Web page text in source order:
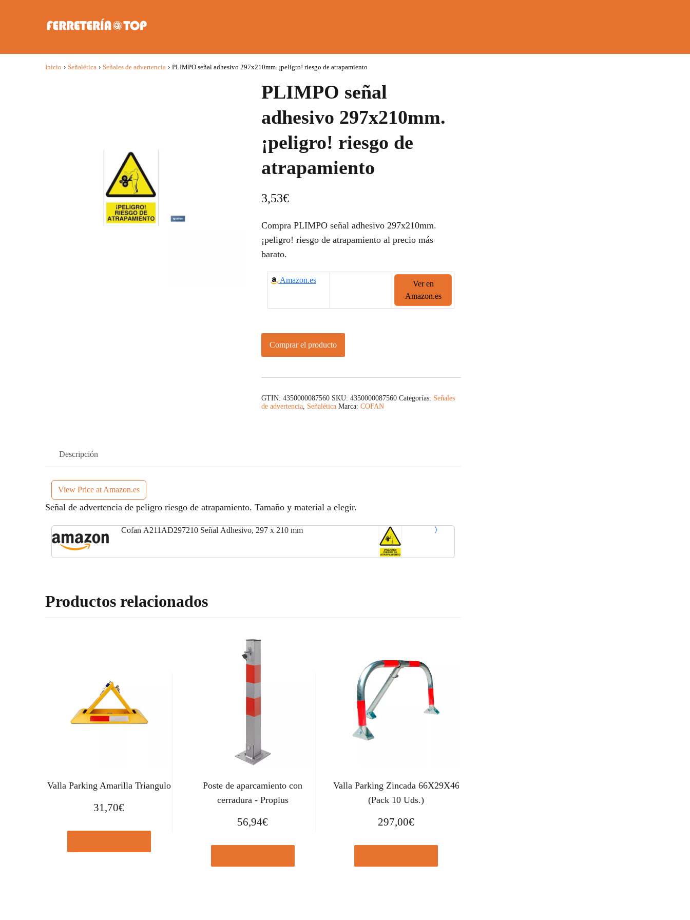
Inicio › Señalética › Señales de advertencia › PLIMPO señal adhesivo 297x210mm. ¡peligro! riesgo de atrapamiento
PLIMPO señal
adhesivo 297x210mm.
¡peligro! riesgo de
atrapamiento
3,53€
Compra PLIMPO señal adhesivo 297x210mm.
¡peligro! riesgo de atrapamiento al precio más
barato.
Amazon.es
Ver en
Amazon.es
Comprar el producto
GTIN: 4350000087560 SKU: 4350000087560 Categorías: Señales
de advertencia, Señalética Marca: COFAN
Descripción
View Price at Amazon.es
Señal de advertencia de peligro riesgo de atrapamiento. Tamaño y material a elegir.
Cofan A211AD297210 Señal Adhesivo, 297 x 210 mm
Productos relacionados
Valla Parking Amarilla Triangulo
31,70€
Poste de aparcamiento con
cerradura - Proplus
56,94€
Valla Parking Zincada 66X29X46
(Pack 10 Uds.)
297,00€